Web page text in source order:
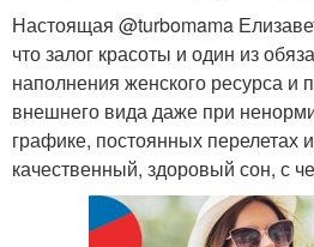
Настоящая @turbomama
что залог красоты и один из
наполнения женского ресурса и
внешнего вида даже при
графике, постоянных
качественный, здоровый сон, с